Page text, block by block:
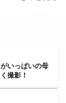
いっぱいの母
撮影！